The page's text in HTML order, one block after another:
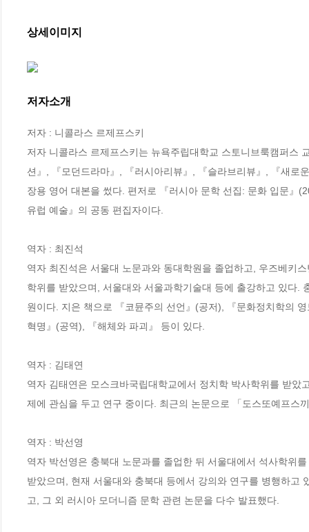
상세이미지
저자소개
저자 : 니콜라스 르제프스키
저자 니콜라스 르제프스키는 뉴욕주립대학교 스토니브룩캠퍼스
션』, 『모던드라마』, 『러시아리뷰』, 『슬라브리뷰』, 『새로
장용 영어 대본을 썼다. 편저로 『러시아 문학 선집: 문화 입문』
유럽 예술』의 공동 편집자이다.
역자 : 최진석
역자 최진석은 서울대 노문과와 동대학원을 졸업하고, 우즈베키
학위를 받았으며, 서울대와 서울과학기술대 등에 출강하고 있다.
원이다. 지은 책으로 『코뮨주의 선언』(공저), 『문화정치학의
혁명』(공역), 『해체와 파괴』 등이 있다.
역자 : 김태연
역자 김태연은 모스크바국립대학교에서 정치학 박사학위를 받
제에 관심을 두고 연구 중이다. 최근의 논문으로 「도스또예프스
역자 : 박선영
역자 박선영은 충북대 노문과를 졸업한 뒤 서울대에서 석사학위
받았으며, 현재 서울대와 충북대 등에서 강의와 연구를 병행하
고, 그 외 러시아 모더니즘 문학 관련 논문을 다수 발표했다.